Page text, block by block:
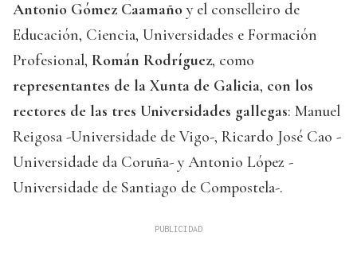
Antonio Gómez Caamaño y el conselleiro de
Educación, Ciencia, Universidades e Formación
Profesional, Román Rodríguez, como
representantes de la Xunta de Galicia, con los
rectores de las tres Universidades gallegas: Manuel
Reigosa -Universidade de Vigo-, Ricardo José Cao -
Universidade da Coruña- y Antonio López -
Universidade de Santiago de Compostela-.